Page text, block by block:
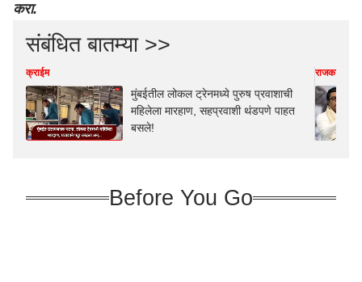
करा.
संबंधित बातम्या >>
क्राईम
मुंबईतील लोकल ट्रेनमध्ये पुरुष प्रवाशाची
महिलेला मारहाण, सहप्रवाशी थंडपणे पाहत
बसले!
राजकारण
Before You Go